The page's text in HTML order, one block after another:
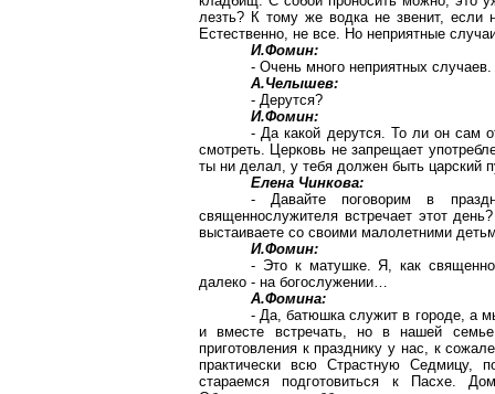
лезть? К тому же водка не звенит,
Естественно, не все. Но неприятные
И.Фомин:
- Очень много неприятных
А.Челышев:
- Дерутся?
И.Фомин:
- Да какой дерутся. То ли он сам
смотреть. Церковь не запрещает
ты ни делал, у тебя должен быть царский
Елена Чинкова:
- Давайте поговорим в
священнослужителя встречает этот
выстаиваете со своими малолетними
И.Фомин:
- Это к матушке. Я, как
далеко - на богослужении…
А.Фомина:
- Да, батюшка служит в городе, а
и вместе встречать, но в нашей
приготовления к празднику у нас, к
практически всю Страстную
стараемся подготовиться к Пасхе.